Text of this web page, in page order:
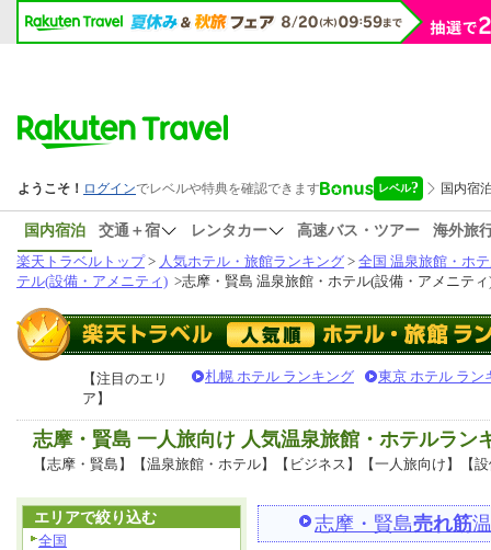
国内宿泊 交通＋宿 レンタカー 高速バス・ツアー
海外旅
楽天トラベルトップ> 人気ホテル・旅館ランキング > 全国 温泉旅館・ホ
テル(設備・アメニティ) >志摩・賢島 温泉旅館・ホテル(設備・アメニティ
【注目のエリ
ア】
札幌 ホテル ランキング 東京 ホテル ラン
志摩・賢島 一人旅向け 人気温泉旅館・ホテルラン
【志摩・賢島】【温泉旅館・ホテル】【ビジネス】【一人旅向け】【
志摩・賢島売れ筋
エリアで絞り込む
全国